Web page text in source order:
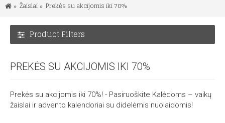
Žaislai Prekės su akcijomis iki 70%
Product Filters
PREKĖS SU AKCIJOMIS IKI 70%
Prekės su akcijomis iki 70%! - Pasiruoškite Kalėdoms – vaikų
žaislai ir advento kalendoriai su didelėmis nuolaidomis!